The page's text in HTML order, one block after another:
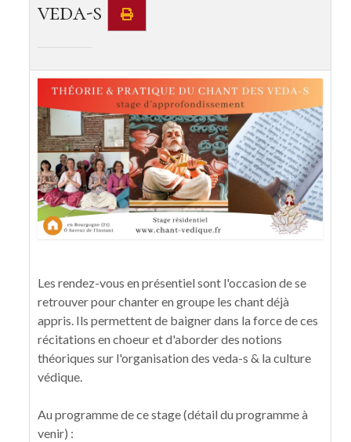
veda-s
Les rendez-vous en présentiel sont l'occasion de se
retrouver pour chanter en groupe les chant déjà
appris. Ils permettent de baigner dans la force de ces
récitations en choeur et d'aborder des notions
théoriques sur l'organisation des veda-s & la culture
védique.
Au programme de ce stage (détail du programme à
venir) :